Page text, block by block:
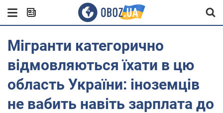
Мігранти категорично
відмовляються їхати в цю
область України: іноземців
не вабить навіть зарплата до